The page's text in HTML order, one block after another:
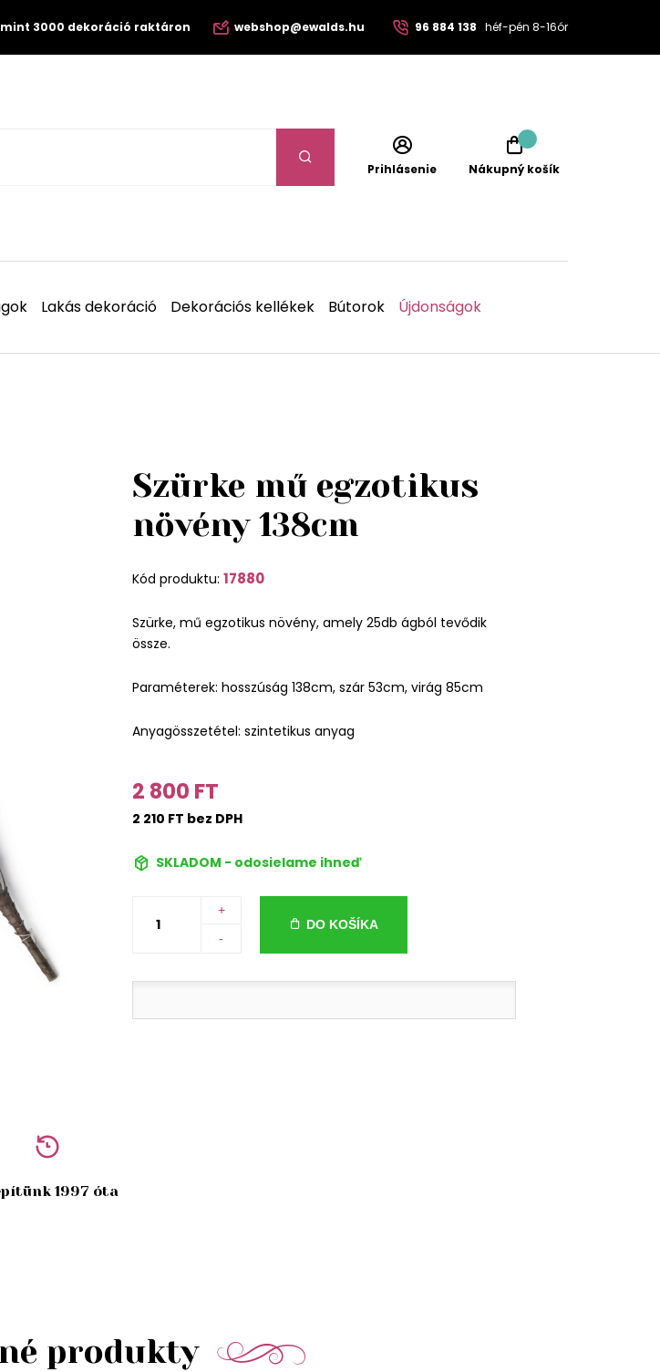
3000 dekoráció raktáron webshop@ewalds.hu 96 884 138 héf-pén 8-16ór
Prihlásenie Nákupný košík
Lakás dekoráció Dekorációs kellékek Bútorok Újdonságok
Szürke mű egzotikus
növény 138cm
Kód produktu: 17880
Szürke, mű egzotikus növény, amely 25db ágból tevődik
össze.
Paraméterek: hosszúság 138cm, szár 53cm, virág 85cm
Anyagösszetétel: szintetikus anyag
2 800 FT
2 210 FT bez DPH
SKLADOM - odosielame ihneď
+
-
DO KOŠÍKA
1997 óta
produkty